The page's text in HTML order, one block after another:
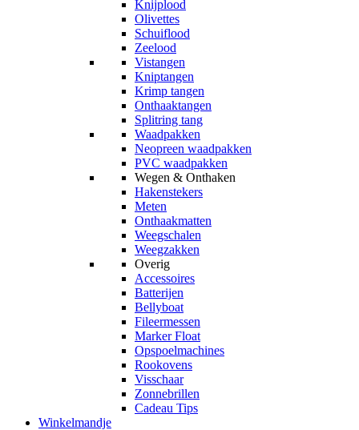
Knijplood
Olivettes
Schuiflood
Zeelood
Vistangen
Kniptangen
Krimp tangen
Onthaaktangen
Splitring tang
Waadpakken
Neopreen waadpakken
PVC waadpakken
Wegen & Onthaken
Hakenstekers
Meten
Onthaakmatten
Weegschalen
Weegzakken
Overig
Accessoires
Batterijen
Bellyboat
Fileermessen
Marker Float
Opspoelmachines
Rookovens
Visschaar
Zonnebrillen
Cadeau Tips
Winkelmandje